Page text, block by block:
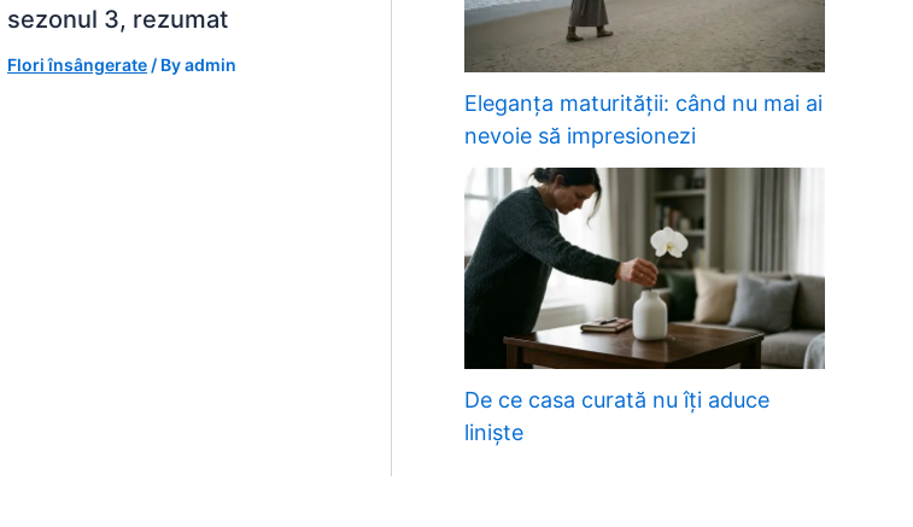
sezonul 3, rezumat
Flori însângerate / Byadmin
Eleganța maturității: când nu mai ai
nevoie să impresionezi
De ce casa curată nu îți aduce
liniște